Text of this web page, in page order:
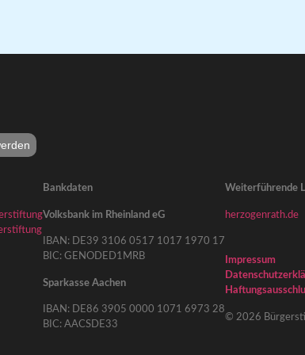
Bankdaten
Volksbank im Rheinland eG
IBAN: DE39 3106 0517 1017 1970 17
BIC: GENODED1MRB
Sparkasse Aachen
IBAN: DE86 3905 0000 1071 6973 28
BIC: AACSDE33
Weiterführende
herzogenrath.de
Impressum
© 2026